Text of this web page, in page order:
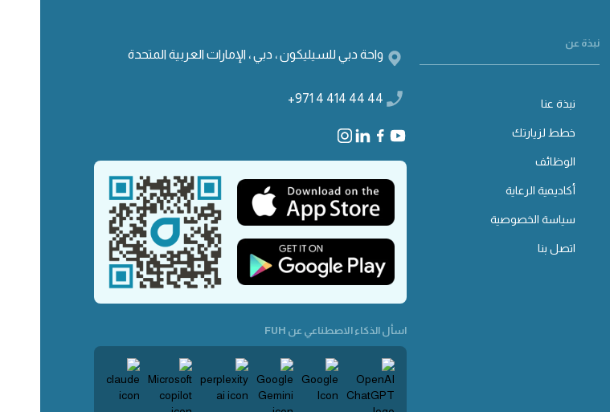
نبذة عن
نبذة عنا
خطط لزيارتك
الوظائف
أكاديمية الرعاية
سياسة الخصوصية
اتصل بنا
واحة دبي للسيليكون ، دبي ، الإمارات العربية المتحدة
+971 4 414 44 44
اسأل الذكاء الاصطناعي عن FUH